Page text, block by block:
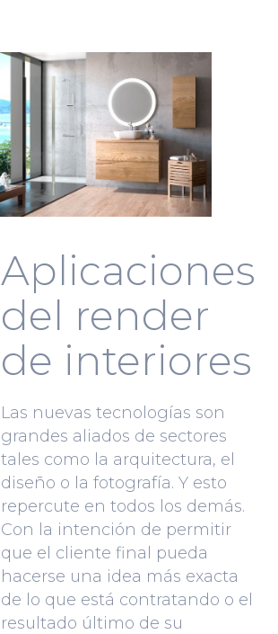
Aplicaciones
del render
de interiores
Las nuevas tecnologías son
grandes aliados de sectores
tales como la arquitectura, el
diseño o la fotografía. Y esto
repercute en todos los demás.
Con la intención de permitir
que el cliente final pueda
hacerse una idea más exacta
de lo que está contratando o el
resultado último de su